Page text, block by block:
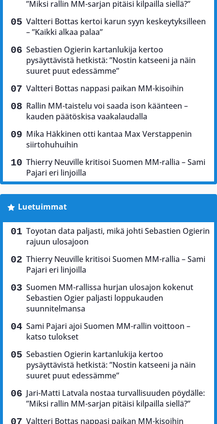
”Miksi rallin MM-sarjan pitäisi kilpailla siellä?”
Valtteri Bottas kertoi karun syyn keskeytyksilleen
– ”Kaikki alkaa palaa”
Sebastien Ogierin kartanlukija kertoo
pysäyttävistä hetkistä: ”Nostin katseeni ja näin
suuret puut edessämme”
Valtteri Bottas nappasi paikan MM-kisoihin
Rallin MM-taistelu voi saada ison käänteen –
kauden päätöskisa vaakalaudalla
Mika Häkkinen otti kantaa Max Verstappenin
siirtohuhuihin
Thierry Neuville kritisoi Suomen MM-rallia – Sami
Pajari eri linjoilla
Luetuimmat
Toyotan data paljasti, mikä johti Sebastien Ogierin
rajuun ulosajoon
Thierry Neuville kritisoi Suomen MM-rallia – Sami
Pajari eri linjoilla
Suomen MM-rallissa hurjan ulosajon kokenut
Sebastien Ogier paljasti loppukauden
suunnitelmansa
Sami Pajari ajoi Suomen MM-rallin voittoon –
katso tulokset
Sebastien Ogierin kartanlukija kertoo
pysäyttävistä hetkistä: ”Nostin katseeni ja näin
suuret puut edessämme”
Jari-Matti Latvala nostaa turvallisuuden pöydälle:
”Miksi rallin MM-sarjan pitäisi kilpailla siellä?”
Valtteri Bottas nappasi paikan MM-kisoihin